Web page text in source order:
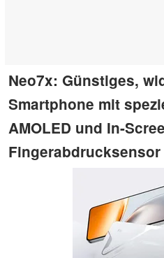
Neo7x: Günstiges,
Smartphone mit
AMOLED und In-
Fingerabdrucksensor